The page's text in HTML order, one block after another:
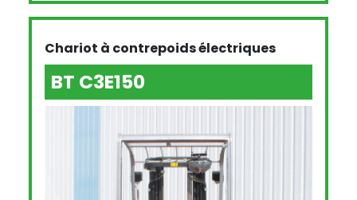
Chariot à contrepoids électriques
BT C3E150